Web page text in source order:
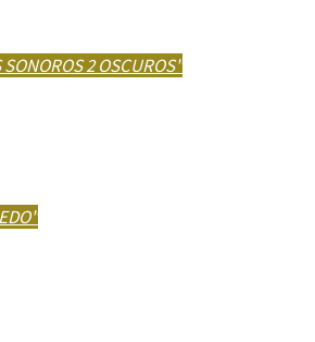
SONOROS 2 OSCUROS"